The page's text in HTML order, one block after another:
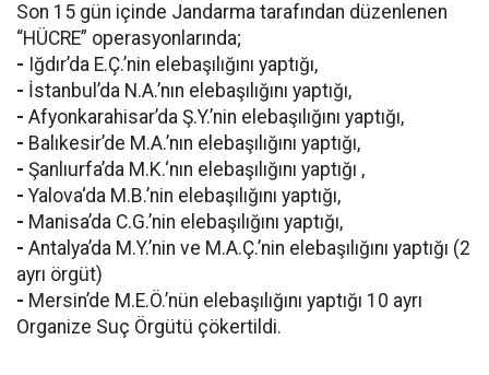
Son 15 gün içinde Jandarma tarafından düzenlenen
“HÜCRE” operasyonlarında;
- Iğdır’da E.Ç.’nin elebaşılığını yaptığı,
- İstanbul’da N.A.’nın elebaşılığını yaptığı,
- Afyonkarahisar’da Ş.Y.’nin elebaşılığını yaptığı,
- Balıkesir’de M.A.’nın elebaşılığını yaptığı,
- Şanlıurfa’da M.K.‘nın elebaşılığını yaptığı ,
- Yalova‘da M.B.’nin elebaşılığını yaptığı,
- Manisa’da C.G.’nin elebaşılığını yaptığı,
- Antalya’da M.Y.’nin ve M.A.Ç.’nin elebaşılığını yaptığı (2
ayrı örgüt)
- Mersin’de M.E.Ö.’nün elebaşılığını yaptığı 10 ayrı
Organize Suç Örgütü çökertildi.